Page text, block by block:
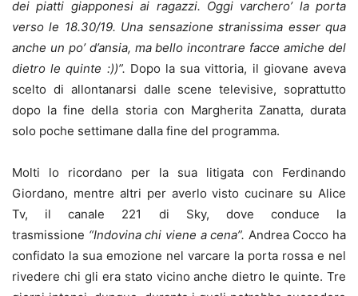
dei piatti giapponesi ai ragazzi. Oggi varchero’ la porta
verso le 18.30/19. Una sensazione stranissima esser qua
anche un po’ d’ansia, ma bello incontrare facce amiche del
dietro le quinte :))”. Dopo la sua vittoria, il giovane aveva
scelto di allontanarsi dalle scene televisive, soprattutto
dopo la fine della storia con Margherita Zanatta, durata
solo poche settimane dalla fine del programma.
Molti lo ricordano per la sua litigata con Ferdinando
Giordano, mentre altri per averlo visto cucinare su Alice
Tv, il canale 221 di Sky, dove conduce la
trasmissione “Indovina chi viene a cena”. Andrea Cocco ha
confidato la sua emozione nel varcare la porta rossa e nel
rivedere chi gli era stato vicino anche dietro le quinte. Tre